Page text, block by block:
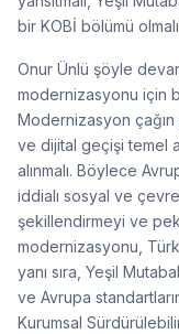
bir KOBİ bölümü
Onur Ünlü şöyle
modernizasyonu için
Modernizasyon çağın
ve dijital geçişi temel
alınmalı. Böylece
iddialı sosyal ve
şekillendirmeyi ve
modernizasyonu,
yanı sıra, Yeşil
ve Avrupa
Kurumsal